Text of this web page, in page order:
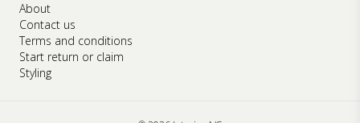
About
Contact us
Terms and conditions
Start return or claim
Styling